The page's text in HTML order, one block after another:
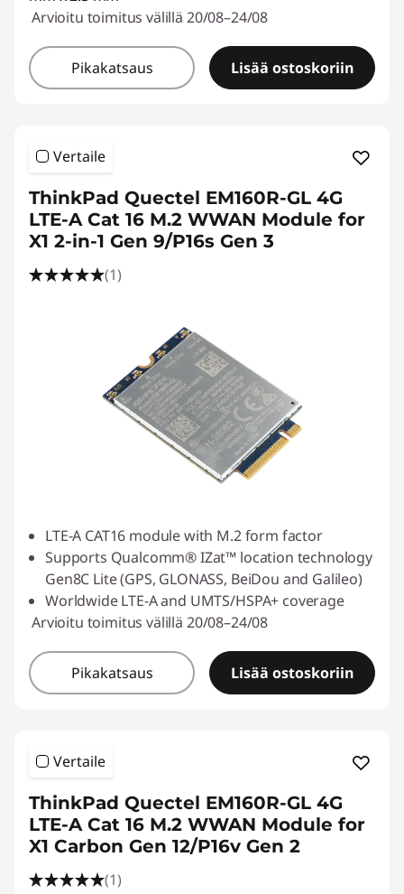
Arvioitu toimitus välillä 20/08–24/08
Pikakatsaus Lisää ostoskoriin
Vertaile
ThinkPad Quectel EM160R-GL 4G
LTE-A Cat 16 M.2 WWAN Module for
X1 2-in-1 Gen 9/P16s Gen 3
(1)
LTE-A CAT16 module with M.2 form factor
Supports Qualcomm® IZat™ location technology
Gen8C Lite (GPS, GLONASS, BeiDou and Galileo)
Worldwide LTE-A and UMTS/HSPA+ coverage
Arvioitu toimitus välillä 20/08–24/08
Pikakatsaus Lisää ostoskoriin
Vertaile
ThinkPad Quectel EM160R-GL 4G
LTE-A Cat 16 M.2 WWAN Module for
X1 Carbon Gen 12/P16v Gen 2
(1)